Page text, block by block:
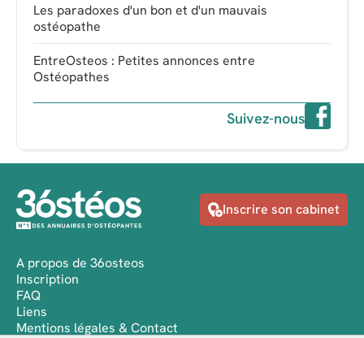
Les paradoxes d'un bon et d'un mauvais
ostéopathe
EntreOsteos : Petites annonces entre
Ostéopathes
Suivez-nous
Inscrire son cabinet
A propos de 36osteos
Inscription
FAQ
Liens
Mentions légales & Contact